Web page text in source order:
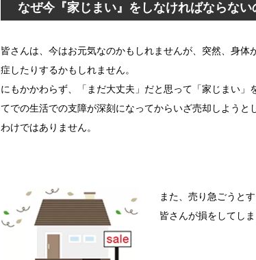
なぜ今『家じまい』をしなければならない
皆さんは、今はお元気なのかもしれませんが、突然、身体
症したりするかもしれません。
にもかかわらず、「まだ大丈夫」だと思って「家じまい」
てでの生活での支障が深刻になってからいざ売却しようと
わけではありません。
また、売り急ごうと
皆さんが損をしてし